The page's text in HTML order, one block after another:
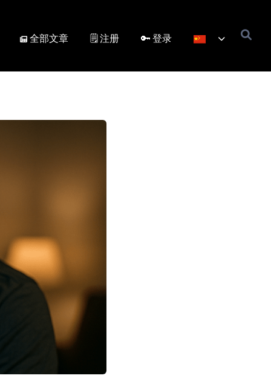
全部文章 🗒️ 注册 🔑 登录